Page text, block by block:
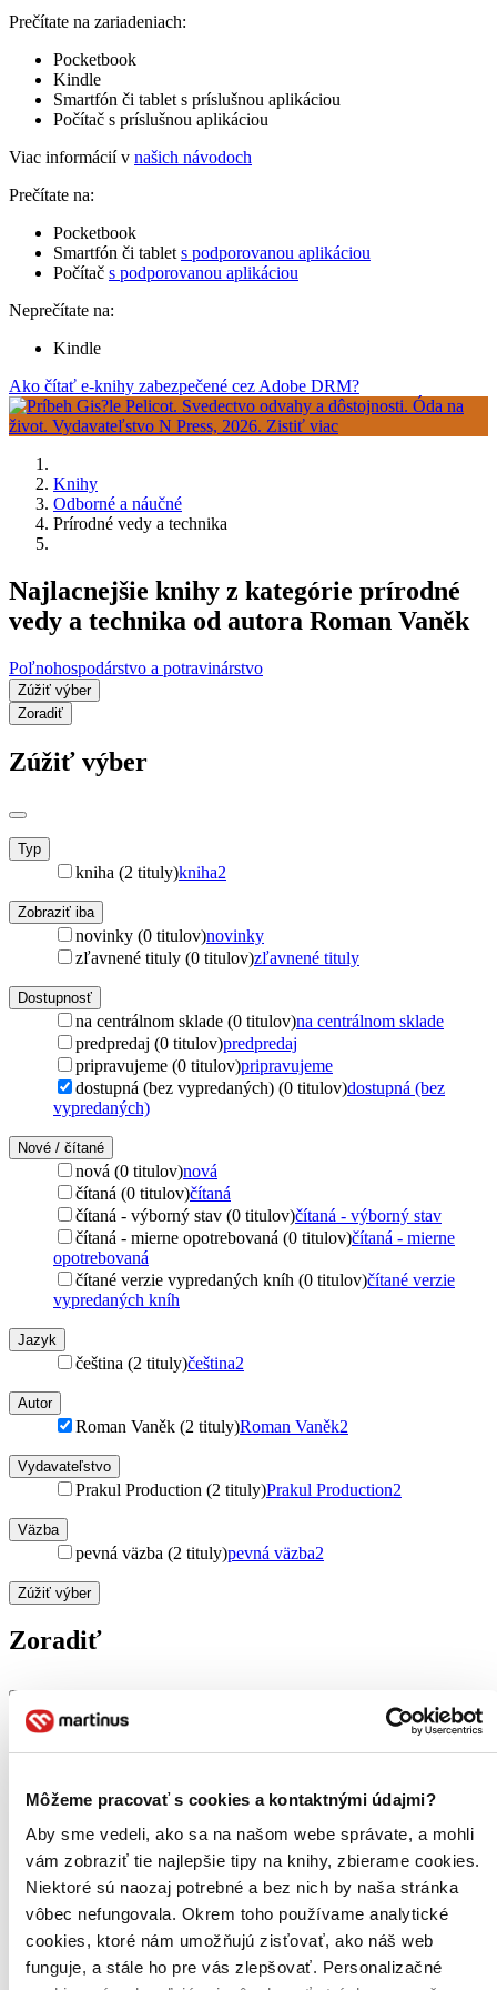
Môžeme pracovať s cookies a kontaktnými údajmi?
Aby sme vedeli, ako sa na našom webe správate, a mohli
vám zobraziť tie najlepšie tipy na knihy, zbierame cookies.
Niektoré sú naozaj potrebné a bez nich by naša stránka
vôbec nefungovala. Okrem toho používame analytické
cookies, ktoré nám umožňujú zisťovať, ako náš web
funguje, a stále ho pre vás zlepšovať. Personalizačné
Prečítate na zariadeniach:
Pocketbook
Kindle
Smartfón či tablet s príslušnou aplikáciou
Počítač s príslušnou aplikáciou
Viac informácií v našich návodoch
Prečítate na:
Pocketbook
Smartfón či tablet s podporovanou aplikáciou
Počítač s podporovanou aplikáciou
Neprečítate na:
Kindle
Ako čítať e-knihy zabezpečené cez Adobe DRM?
Knihy
Odborné a náučné
Prírodné vedy a technika
Najlacnejšie knihy z kategórie prírodné
vedy a technika od autora Roman Vaněk
Poľnohospodárstvo a potravinárstvo
Zúžiť výber
Zoradiť
Zúžiť výber
Typ
kniha (2 tituly)kniha2
Zobraziť iba
novinky (0 titulov)novinky
zľavnené tituly (0 titulov)zľavnené tituly
Dostupnosť
na centrálnom sklade (0 titulov)na centrálnom sklade
predpredaj (0 titulov)predpredaj
pripravujeme (0 titulov)pripravujeme
dostupná (bez vypredaných) (0 titulov)dostupná (bez
vypredaných)
Nové / čítané
nová (0 titulov)nová
čítaná (0 titulov)čítaná
čítaná - výborný stav (0 titulov)čítaná - výborný stav
čítaná - mierne opotrebovaná (0 titulov)čítaná - mierne
opotrebovaná
čítané verzie vypredaných kníh (0 titulov)čítané verzie
vypredaných kníh
Jazyk
čeština (2 tituly)čeština2
Autor
Roman Vaněk (2 tituly)Roman Vaněk2
Vydavateľstvo
Prakul Production (2 tituly)Prakul Production2
Väzba
pevná väzba (2 tituly)pevná väzba2
Zúžiť výber
Zoradiť
Najdrahšie
Najlacnejšie
Najvyššia zľava
Zrušiť filtre
Autor Roman Vaněkdostupné